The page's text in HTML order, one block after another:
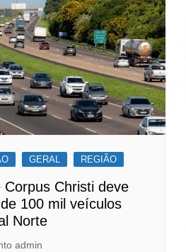
GERAL REGIÃO
Corpus Christi deve
100 mil veículos
Norte
admin